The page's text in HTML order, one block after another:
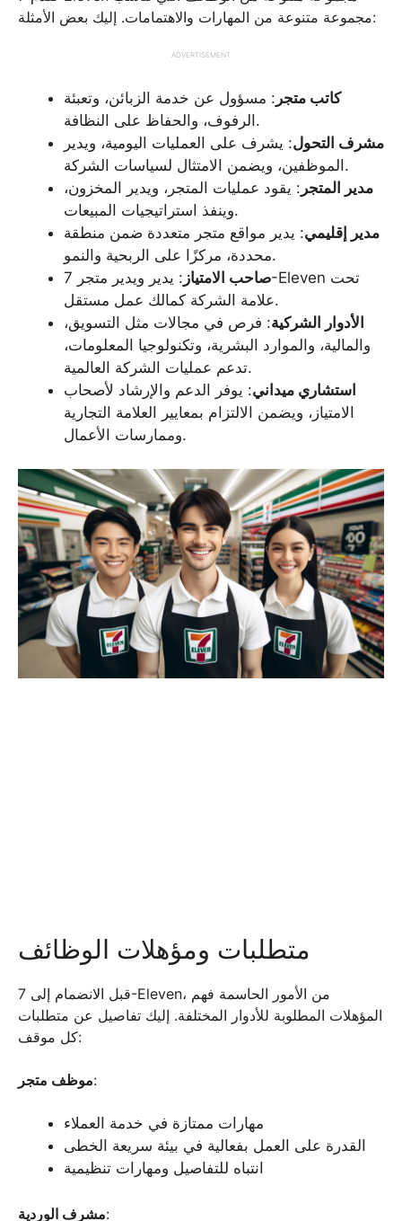
مجموعة متنوعة من المهارات والاهتمامات. إليك بعض الأمثلة:
ADVERTISEMENT
كاتب متجر : مسؤول عن خدمة الزبائن، وتعبئة
الرفوف، والحفاظ على النظافة.
مشرف التحول: يشرف على العمليات اليومية، ويدير
الموظفين، ويضمن الامتثال لسياسات الشركة.
مدير المتجر : يقود عمليات المتجر، ويدير المخزون،
وينفذ استراتيجيات المبيعات.
مدير إقليمي: يدير مواقع متجر متعددة ضمن منطقة
محددة، مركزًا على الربحية والنمو.
صاحب الامتياز
: يدير ويدير متجر 7-Eleven تحت
علامة الشركة كمالك عمل مستقل.
الأدوار الشركية: فرص في مجالات مثل التسويق،
والمالية، والموارد البشرية، وتكنولوجيا المعلومات،
تدعم عمليات الشركة العالمية.
استشاري ميداني: يوفر الدعم والإرشاد لأصحاب
الامتياز، ويضمن الالتزام بمعايير العلامة التجارية
وممارسات الأعمال.
متطلبات ومؤهلات الوظائف
قبل الانضمام إلى 7-Eleven، من الأمور الحاسمة فهم
المؤهلات المطلوبة للأدوار المختلفة. إليك تفاصيل عن متطلبات
كل موقف:
موظف متجر:
مهارات ممتازة في خدمة العملاء
القدرة على العمل بفعالية في بيئة سريعة الخطى
انتباه للتفاصيل ومهارات تنظيمية
مشرف الوردية: